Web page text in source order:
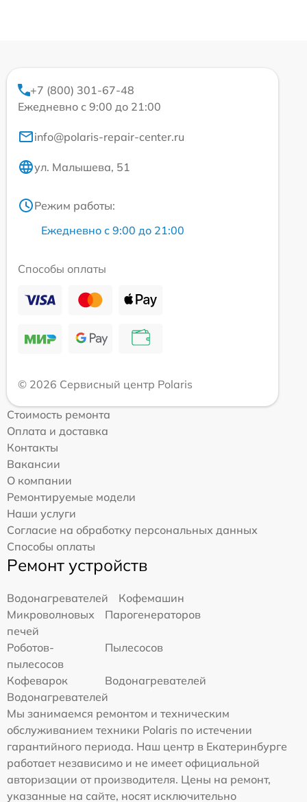
+7 (800) 301-67-48
Ежедневно с 9:00 до 21:00
info@polaris-repair-center.ru
ул. Малышева, 51
Режим работы:
Ежедневно с 9:00 до 21:00
Способы оплаты
© 2026 Сервисный центр Polaris
Стоимость ремонта
Оплата и доставка
Контакты
Вакансии
О компании
Ремонтируемые модели
Наши услуги
Согласие на обработку персональных данных
Способы оплаты
Ремонт устройств
Водонагревателей
Кофемашин
Микроволновых
печей
Парогенераторов
Роботов-
пылесосов
Пылесосов
Кофеварок
Водонагревателей
Водонагревателей
Мы занимаемся ремонтом и техническим
обслуживанием техники Polaris по истечении
гарантийного периода. Наш центр в Екатеринбурге
работает независимо и не имеет официальной
авторизации от производителя. Цены на ремонт,
указанные на сайте, носят исключительно